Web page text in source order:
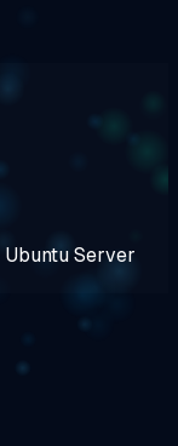
Ubuntu Server